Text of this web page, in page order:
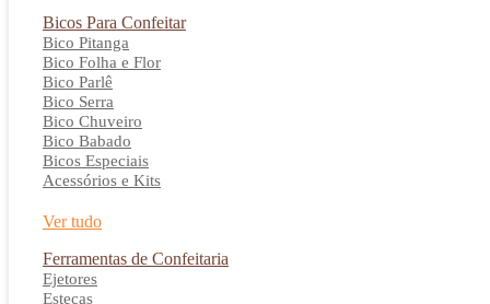
Bicos Para Confeitar
Bico Pitanga
Bico Folha e Flor
Bico Parlê
Bico Serra
Bico Chuveiro
Bico Babado
Bicos Especiais
Acessórios e Kits
Ver tudo
Ferramentas de Confeitaria
Ejetores
Estecas